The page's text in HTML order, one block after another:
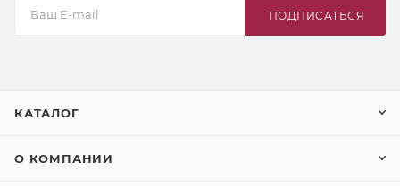
ПОДПИСАТЬСЯ
КАТАЛОГ
О КОМПАНИИ